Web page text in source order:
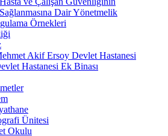
Sağlanmasına Dair Yönetmelik
Örnekleri
Akif Ersoy Devlet Hastanesi
Hastanesi Ek Binası
Ünitesi
Okulu